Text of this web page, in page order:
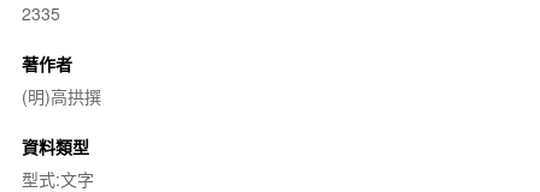
2335
著作者
(明)高拱撰
資料類型
型式:文字